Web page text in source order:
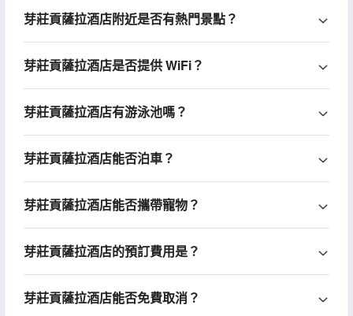
芽莊貢薩拉酒店附近是否有熱門景點？
芽莊貢薩拉酒店是否提供 WiFi？
芽莊貢薩拉酒店有游泳池嗎？
芽莊貢薩拉酒店能否泊車？
芽莊貢薩拉酒店能否攜帶寵物？
芽莊貢薩拉酒店的預訂費用是？
芽莊貢薩拉酒店能否免費取消？